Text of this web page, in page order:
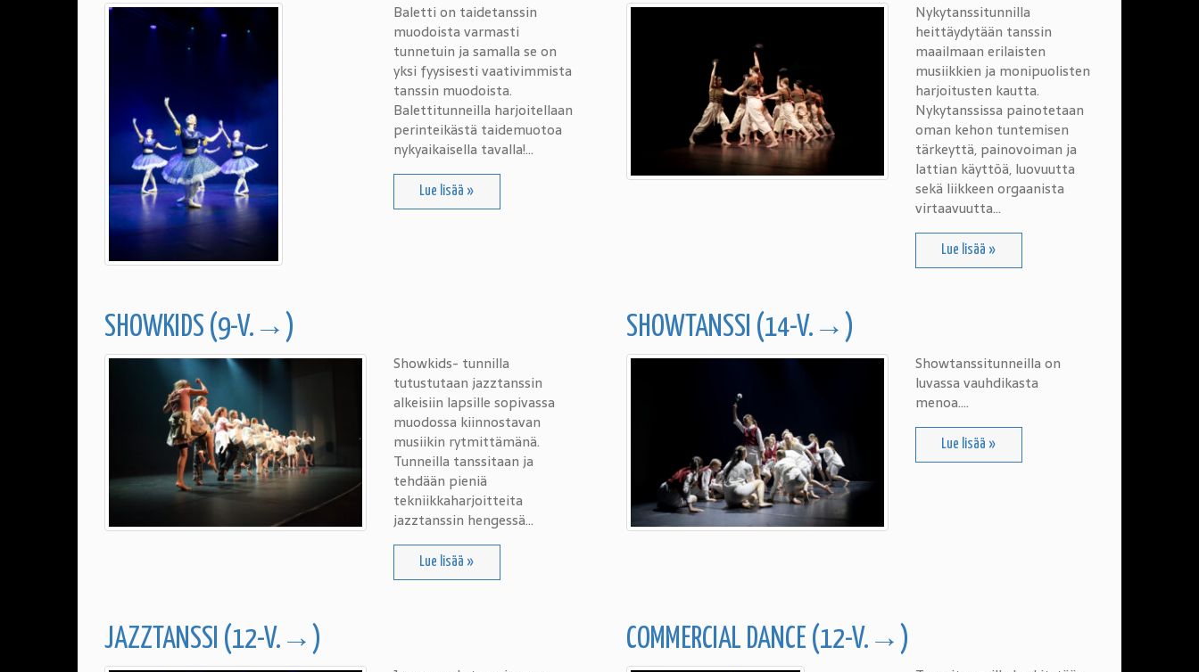
Baletti on taidetanssin
muodoista varmasti
tunnetuin ja samalla se on
yksi fyysisesti vaativimmista
tanssin muodoista.
Balettitunneilla harjoitellaan
perinteikästä taidemuotoa
nykyaikaisella tavalla!…
Lue lisää »
Nykytanssitunnilla
heittäydytään tanssin
maailmaan erilaisten
musiikkien ja monipuolisten
harjoitusten kautta.
Nykytanssissa painotetaan
oman kehon tuntemisen
tärkeyttä, painovoiman ja
lattian käyttöä, luovuutta
sekä liikkeen orgaanista
virtaavuutta…
Lue lisää »
SHOWKIDS (9-V.→)
Showkids- tunnilla
tutustutaan jazztanssin
alkeisiin lapsille sopivassa
muodossa kiinnostavan
musiikin rytmittämänä.
Tunneilla tanssitaan ja
tehdään pieniä
tekniikkaharjoitteita
jazztanssin hengessä…
Lue lisää »
SHOWTANSSI (14-V.→)
Showtanssitunneilla on
luvassa vauhdikasta
menoa….
Lue lisää »
JAZZTANSSI (12-V.→) COMMERCIAL DANCE (12-V.→)